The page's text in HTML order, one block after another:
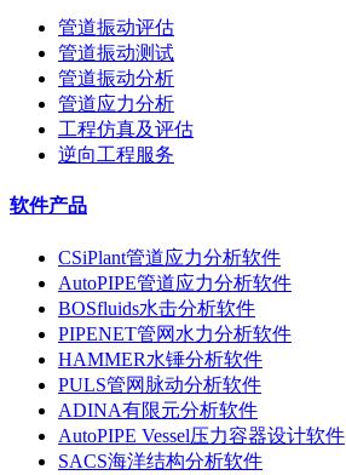
管道振动评估
管道振动测试
管道振动分析
管道应力分析
工程仿真及评估
逆向工程服务
软件产品
CSiPlant管道应力分析软件
AutoPIPE管道应力分析软件
BOSfluids水击分析软件
PIPENET管网水力分析软件
HAMMER水锤分析软件
PULS管网脉动分析软件
ADINA有限元分析软件
AutoPIPE Vessel压力容器设计软件
SACS海洋结构分析软件